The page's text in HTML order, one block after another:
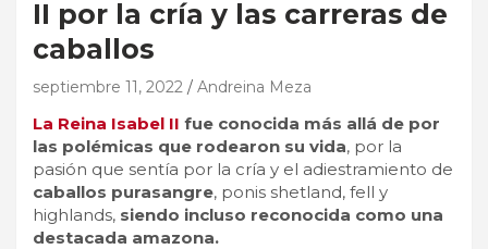
II por la cría y las carreras de
caballos
septiembre 11, 2022 Andreina Meza
La Reina Isabel II fue conocida más allá de por
las polémicas que rodearon su vida, por la
pasión que sentía por la cría y el adiestramiento de
caballos purasangre, ponis shetland, fell y
highlands, siendo incluso reconocida como una
destacada amazona.